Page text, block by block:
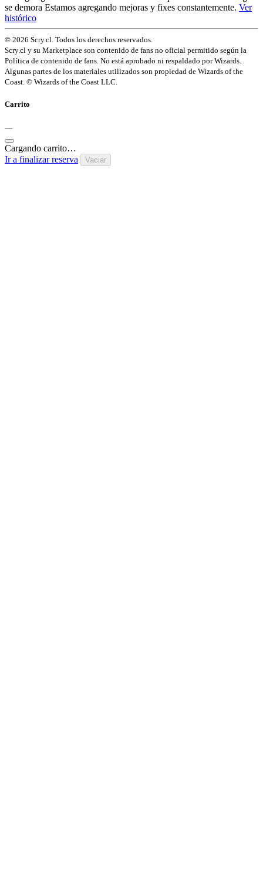
se demora Estamos agregando mejoras y fixes constantemente. Ver
histórico
© 2026 Scry.cl. Todos los derechos reservados.
Scry.cl y su Marketplace son contenido de fans no oficial permitido según la
Política de contenido de fans. No está aprobado ni respaldado por Wizards.
Algunas partes de los materiales utilizados son propiedad de Wizards of the
Coast. © Wizards of the Coast LLC.
Carrito
—
Cargando carrito…
Ir a finalizar reserva
Vaciar